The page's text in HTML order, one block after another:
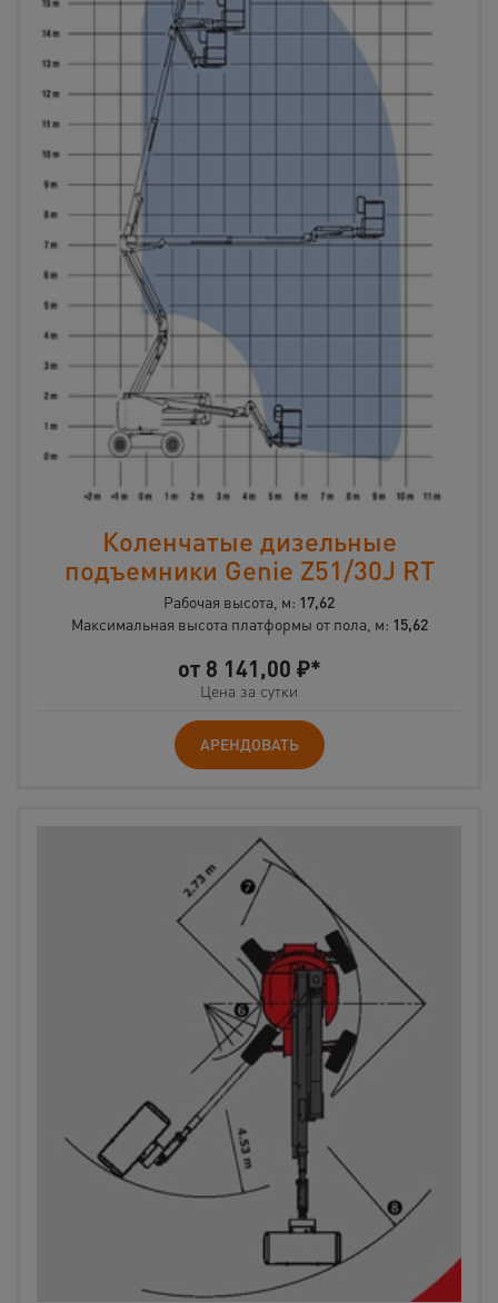
Коленчатые дизельные
подъемники Genie Z51/30J RT
Рабочая высота, м: 17,62
Максимальная высота платформы от пола, м: 15,62
от 8 141,00 ₽*
Цена за сутки
АРЕНДОВАТЬ